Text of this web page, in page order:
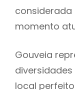
momento
Gouveia
local